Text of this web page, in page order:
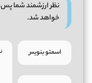
نظر ارزشمند شما
خواهد شد.